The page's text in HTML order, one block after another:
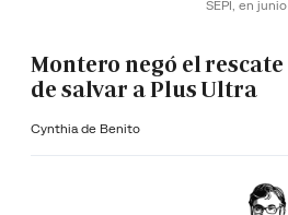
SEPI, en
Montero negó el
de salvar a Plus Ultra
Cynthia de Benito